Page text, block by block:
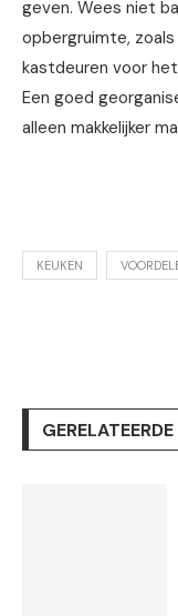
geven. Wees niet
opbergruimte,
kastdeuren voor
Een goed
alleen makkelijker
KEUKEN